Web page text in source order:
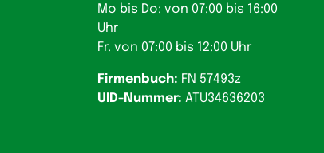
Mo bis Do: von 07:00 bis 16:00
Uhr
Fr. von 07:00 bis 12:00 Uhr
Firmenbuch: FN 57493z
UID-Nummer: ATU34636203